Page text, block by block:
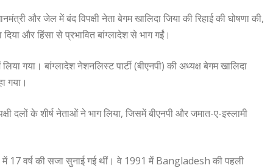
और जेल में बंद विपक्षी नेता बेगम खालिदा जिया की रिहाई की घोषणा की,
और हिंसा से प्रभावित बांग्लादेश से भाग गईं।
गया। बांग्लादेश नेशनलिस्ट पार्टी (बीएनपी) की अध्यक्ष बेगम खालिदा
गया।
के शीर्ष नेताओं ने भाग लिया, जिसमें बीएनपी और जमात-ए-इस्लामी
में 17 वर्ष की सजा सुनाई गई थीं। वे 1991 में Bangladesh की पहली